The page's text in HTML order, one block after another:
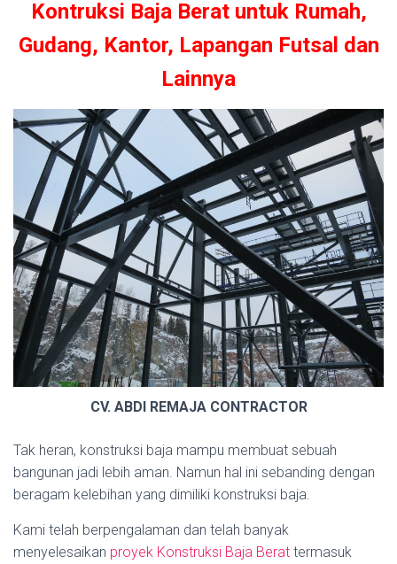
Kontruksi Baja Berat untuk Rumah,
Gudang, Kantor, Lapangan Futsal dan
Lainnya
CV. ABDI REMAJA CONTRACTOR
Tak heran, konstruksi baja mampu membuat sebuah
bangunan jadi lebih aman. Namun hal ini sebanding dengan
beragam kelebihan yang dimiliki konstruksi baja.
Kami telah berpengalaman dan telah banyak
menyelesaikan proyek Konstruksi Baja Berat termasuk